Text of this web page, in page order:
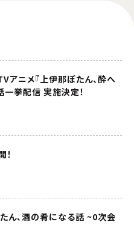
アニメ『上伊那ぼたん、酔へ
挙配信 実施決定！
ん、酒の肴になる話 ~0次会